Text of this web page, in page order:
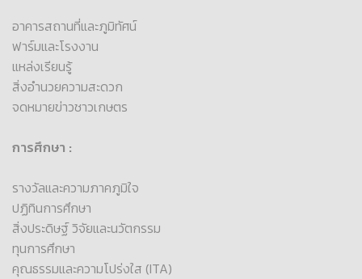
อาคารสถานที่และภูมิทัศน์
ฟาร์มและโรงงาน
แหล่งเรียนรู้
สิ่งอำนวยความสะดวก
จดหมายข่าวชาวเกษตร
การศึกษา :
รางวัลและความภาคภูมิใจ
ปฏิทินการศึกษา
สิ่งประดิษฐ์ วิจัยและนวัตกรรม
ทุนการศึกษา
คุณธรรมและความโปร่งใส (ITA)